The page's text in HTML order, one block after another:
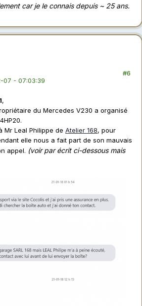
car je le connais depuis ~ 25 ans.
07 - 07:03:39
#6
,
du Mercedes V230 a organisé
Mr Leal Philippe de Atelier 168, pour
elle nous a fait part de son mauvais
appel. (voir par écrit ci-dessous mais